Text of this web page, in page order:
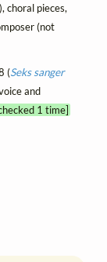
choral pieces,
(not
(Seks sanger
and
1 time]